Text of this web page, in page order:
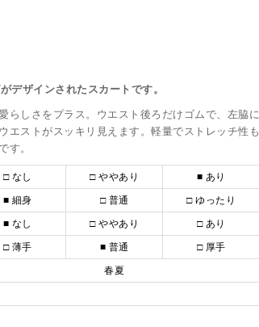
ザインされたスカートです。
らしさをプラス。ウエスト後ろだけゴムで、左脇に
エストがスッキリ見えます。軽量でストレッチ性も
す。
□ なし □ ややあり ■ あり
■ 細身 □ 普通 □ ゆったり
■ なし □ ややあり □ あり
□ 薄手 ■ 普通 □ 厚手
春夏